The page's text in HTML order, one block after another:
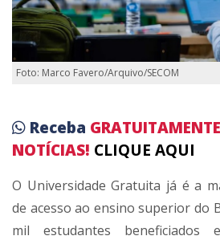
Foto: Marco Favero/Arquivo/SECOM
Receba GRATUITAMENTE
NOTÍCIAS! CLIQUE AQUI
O Universidade Gratuita já é a
de acesso ao ensino superior do
mil estudantes beneficiados